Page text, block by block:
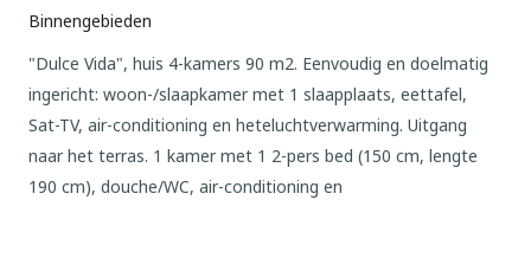
Binnengebieden
"Dulce Vida", huis 4-kamers 90 m2. Eenvoudig en doelmatig
ingericht: woon-/slaapkamer met 1 slaapplaats, eettafel,
Sat-TV, air-conditioning en heteluchtverwarming. Uitgang
naar het terras. 1 kamer met 1 2-pers bed (150 cm, lengte
190 cm), douche/WC, air-conditioning en